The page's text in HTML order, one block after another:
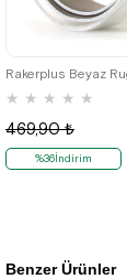
Benzer Ürünler
★ ★ ★ ★ ★
469,90 ₺
%36İndirim